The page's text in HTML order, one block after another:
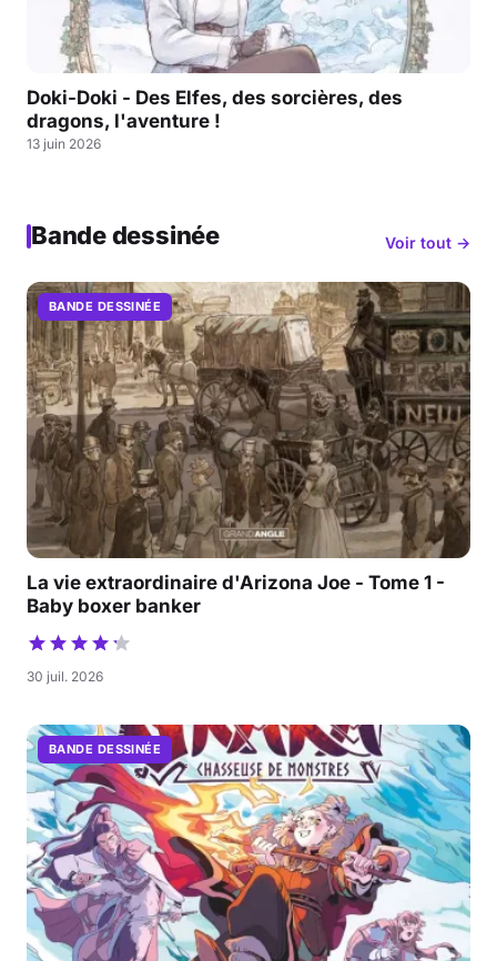
Doki-Doki - Des Elfes, des sorcières, des
dragons, l'aventure !
13 juin 2026
Bande dessinée Voir tout →
BANDE DESSINÉE
La vie extraordinaire d'Arizona Joe - Tome 1 -
Baby boxer banker
30 juil. 2026
BANDE DESSINÉE